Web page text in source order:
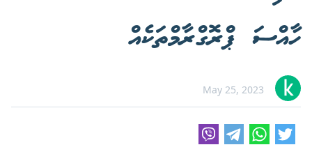
ހާއްސަ ޕްރޮގްރާމްތަކެއް
May 25, 2023